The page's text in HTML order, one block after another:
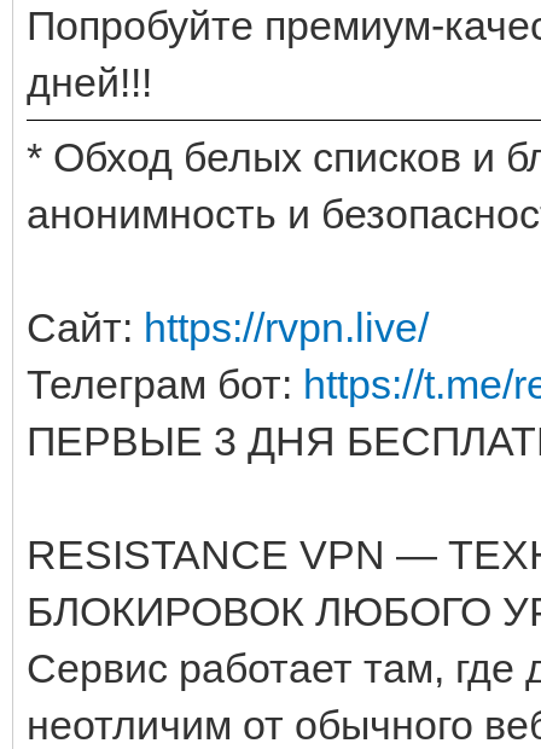
Попробуйте премиум-
дней!!!
* Обход белых списков и
анонимность и
Сайт: https://rvpn.live/
Телеграм бот: https://t.me/
ПЕРВЫЕ 3 ДНЯ
RESISTANCE VPN —
БЛОКИРОВОК ЛЮБОГО
Сервис работает там,
неотличим от обычного